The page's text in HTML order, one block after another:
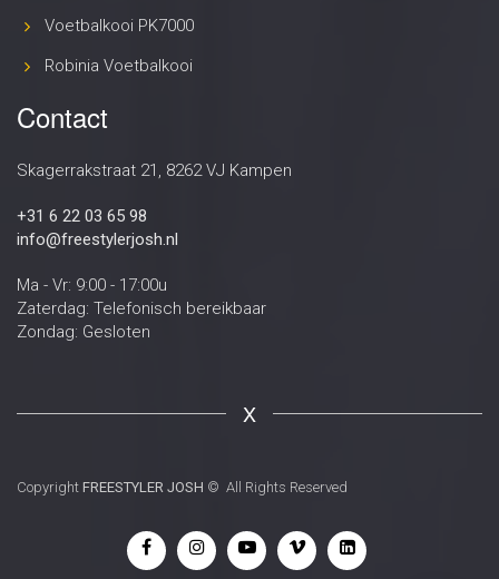
Voetbalkooi PK7000
Robinia Voetbalkooi
Contact
Skagerrakstraat 21, 8262 VJ Kampen
+31 6 22 03 65 98
info@freestylerjosh.nl
Ma - Vr: 9:00 - 17:00u
Zaterdag: Telefonisch bereikbaar
Zondag: Gesloten
X
Copyright FREESTYLER JOSH © All Rights Reserved